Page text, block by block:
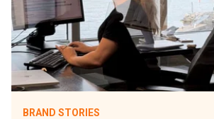
BRAND STORIES